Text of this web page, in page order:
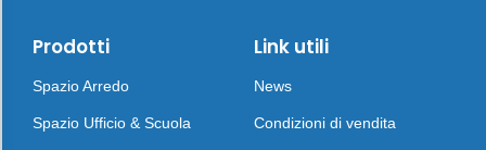
Prodotti
Spazio Arredo
Spazio Ufficio & Scuola
Link utili
News
Condizioni di vendita